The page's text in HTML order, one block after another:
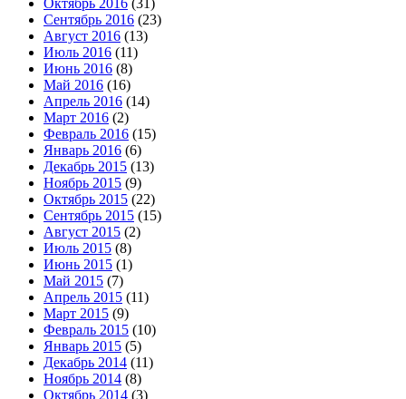
Октябрь 2016 (31)
Сентябрь 2016 (23)
Август 2016 (13)
Июль 2016 (11)
Июнь 2016 (8)
Май 2016 (16)
Апрель 2016 (14)
Март 2016 (2)
Февраль 2016 (15)
Январь 2016 (6)
Декабрь 2015 (13)
Ноябрь 2015 (9)
Октябрь 2015 (22)
Сентябрь 2015 (15)
Август 2015 (2)
Июль 2015 (8)
Июнь 2015 (1)
Май 2015 (7)
Апрель 2015 (11)
Март 2015 (9)
Февраль 2015 (10)
Январь 2015 (5)
Декабрь 2014 (11)
Ноябрь 2014 (8)
Октябрь 2014 (3)